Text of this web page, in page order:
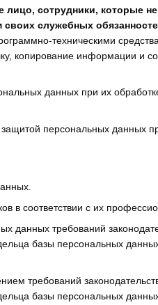
сотрудники, которые
служебных
техническими
копирование информации и
данных при их
персональных данных
в соответствии с их
данных требований
базы персональных
требований
базы персональных